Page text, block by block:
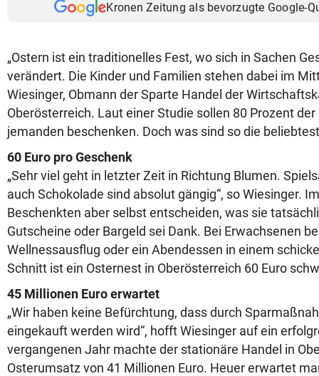
Kronen Zeitung als bevorzugte Google-
„Ostern ist ein traditionelles Fest, wo sich in Sachen
verändert. Die Kinder und Familien stehen dabei im
Wiesinger, Obmann der Sparte Handel der
Oberösterreich. Laut einer Studie sollen 80 Prozent
jemanden beschenken. Doch was sind so die
60 Euro pro Geschenk
„Sehr viel geht in letzter Zeit in Richtung Blumen.
auch Schokolade sind absolut gängig“, so Wiesinger.
Beschenkten aber selbst entscheiden, was sie
Gutscheine oder Bargeld sei Dank. Bei Erwachsenen
Wellnessausflug oder ein Abendessen in einem
Schnitt ist ein Osternest in Oberösterreich 60 Euro
45 Millionen Euro erwartet
„Wir haben keine Befürchtung, dass durch
eingekauft werden wird“, hofft Wiesinger auf ein
vergangenen Jahr machte der stationäre Handel in
Osterumsatz von 41 Millionen Euro. Heuer erwartet